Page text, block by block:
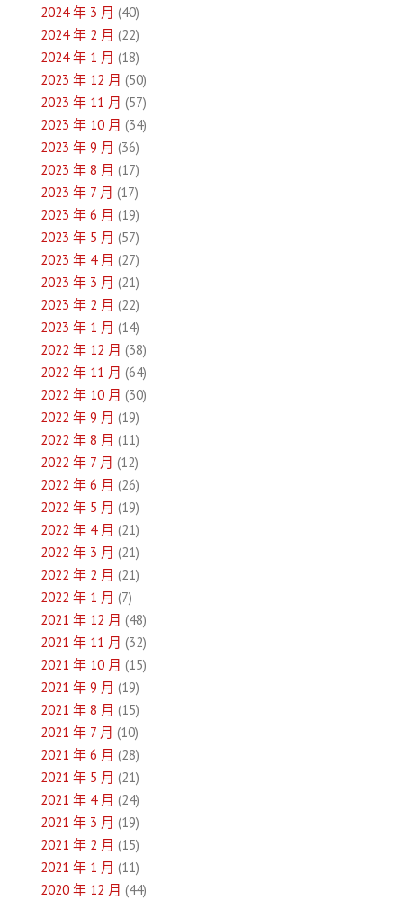
2024 年 3 月 (40)
2024 年 2 月 (22)
2024 年 1 月 (18)
2023 年 12 月 (50)
2023 年 11 月 (57)
2023 年 10 月 (34)
2023 年 9 月 (36)
2023 年 8 月 (17)
2023 年 7 月 (17)
2023 年 6 月 (19)
2023 年 5 月 (57)
2023 年 4 月 (27)
2023 年 3 月 (21)
2023 年 2 月 (22)
2023 年 1 月 (14)
2022 年 12 月 (38)
2022 年 11 月 (64)
2022 年 10 月 (30)
2022 年 9 月 (19)
2022 年 8 月 (11)
2022 年 7 月 (12)
2022 年 6 月 (26)
2022 年 5 月 (19)
2022 年 4 月 (21)
2022 年 3 月 (21)
2022 年 2 月 (21)
2022 年 1 月 (7)
2021 年 12 月 (48)
2021 年 11 月 (32)
2021 年 10 月 (15)
2021 年 9 月 (19)
2021 年 8 月 (15)
2021 年 7 月 (10)
2021 年 6 月 (28)
2021 年 5 月 (21)
2021 年 4 月 (24)
2021 年 3 月 (19)
2021 年 2 月 (15)
2021 年 1 月 (11)
2020 年 12 月 (44)